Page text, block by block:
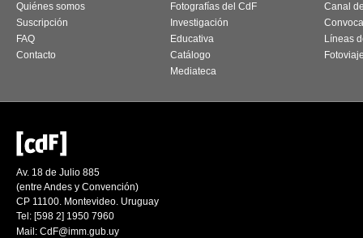
Quiénes somos
Suscripción
FAQ
Contacto
Fotografías del CdF
Investigación
Educativa
Catálogo
Mediateca
Canal
Líneas
Av. 18 de Julio 885
(entre Andes y Convención)
CP 11100. Montevideo. Uruguay
Tel: [598 2] 1950 7960
Mail: CdF@imm.gub.uy